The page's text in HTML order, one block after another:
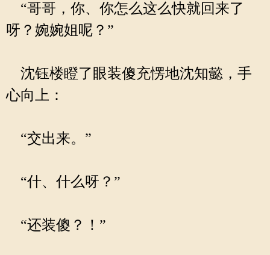
“哥哥，你、你怎么这么快就回来了
呀？婉婉姐呢？”
沈钰楼瞪了眼装傻充愣地沈知懿，手
心向上：
“交出来。”
“什、什么呀？”
“还装傻？！”